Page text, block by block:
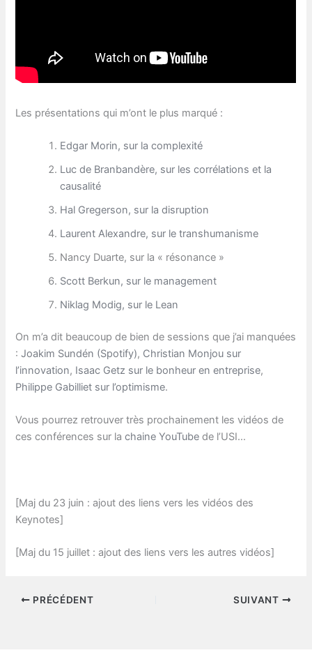
Les présentations qui m’ont le plus marqué :
Edgar Morin, sur la complexité
Luc de Branbandère, sur les corrélations et la
causalité
Hal Gregerson, sur la disruption
Laurent Alexandre, sur le transhumanisme
Nancy Duarte, sur la « résonance »
Scott Berkun, sur le management
Niklag Modig, sur le Lean
On m’a dit beaucoup de bien de sessions que j’ai manquées
:Joakim Sundén (Spotify), Christian Monjou sur
l’innovation, Isaac Getz sur le bonheur en entreprise,
Philippe Gabilliet sur l’optimisme.
Vous pourrez retrouver très prochainement les vidéos de
ces conférences sur lachaine YouTube de l’USI…
[Maj du 23 juin : ajout des liens vers les vidéos des
Keynotes]
[Maj du 15 juillet : ajout des liens vers les autres vidéos]
PRÉCÉDENT SUIVANT